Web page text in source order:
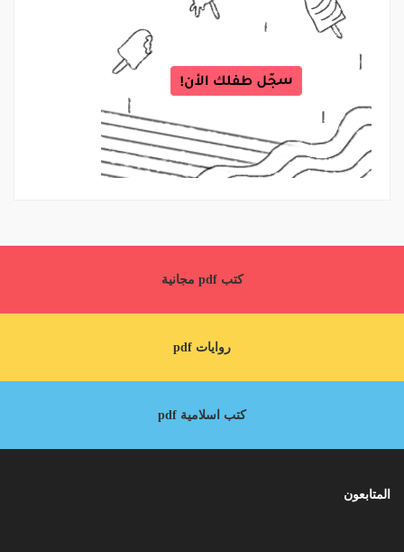
كتب pdf مجانية
روايات pdf
كتب اسلامية pdf
المتابعون